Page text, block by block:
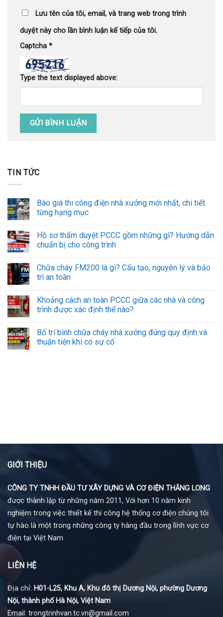
Lưu tên của tôi, email, và trang web trong trình
duyệt này cho lần bình luận kế tiếp của tôi.
Captcha *
Type the text displayed above:
TIN TỨC
Báo giá thi công điện nhà xưởng mới nhất, chi tiết
từng hạng mục
Hồ sơ thẩm duyệt PCCC gồm những gì? Hướng dẫn
chuẩn bị cho công trình
Chữa cháy FM200 là gì? Cấu tạo, nguyên lý và bảo
trì an toàn
Khoảng cách an toàn PCCC giữa các nhà và công
trình được xác định thế nào?
Bố trí bình chữa cháy nhà xưởng đúng quy định và
thuận tiện khi có sự cố
GIỚI THIỆU
CÔNG TY TNHH ĐẦU TƯ XÂY DỰNG VÀ CƠ ĐIỆN THĂNG LONG
được thành lập từ những năm 2011, Với hơn 10 năm kinh
nghiệm trong việc thiết kế thi công hệ thống cơ điện chúng tôi
tự hào là một trong những công ty hàng đầu trong lĩnh vực cơ
điện tại Việt Nam
LIÊN HỆ
Địa chỉ: H01-L25, Khu A, Khu đô thị Dương Nội, phường Dương
Nội, thành phố Hà Nội, Việt Nam
Email: trongtrinhvan.tc.vn@gmail.com